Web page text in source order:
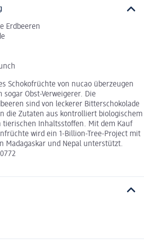
Erdbeeren
Schokofrüchte von nucao überzeugen
Obst-Verweigerer. Die
sind von leckerer Bitterschokolade
die Zutaten aus kontrolliert biologischem
tierischen Inhaltsstoffen. Mit dem Kauf
wird ein 1-Billion-Tree-Project mit
Madagaskar und Nepal unterstützt.